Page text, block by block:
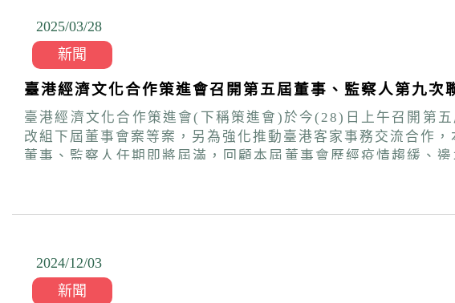
2025/03/28
新聞
臺港經濟文化合作策進會召開第五屆董事、監察人第九
臺港經濟文化合作策進會(下稱策進會)於今(28)日上午召開第
改組下屆董事會案等案，另為強化推動臺港客家事務交流合作，本次會議也
董事、監察人任期即將屆滿，回顧本屆董事會歷經疫情趨緩、
年以來，策進會配合政府政策，推動臺港綠能、旅遊、藝文與
今年將持續規劃辦理多項主題活動，包括經貿觀光、藝文領
2024/12/03
新聞